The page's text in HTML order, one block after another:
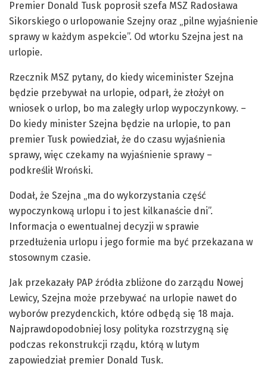
Premier Donald Tusk poprosił szefa MSZ Radosława
Sikorskiego o urlopowanie Szejny oraz „pilne wyjaśnienie
sprawy w każdym aspekcie”. Od wtorku Szejna jest na
urlopie.
Rzecznik MSZ pytany, do kiedy wiceminister Szejna
będzie przebywał na urlopie, odparł, że złożył on
wniosek o urlop, bo ma zaległy urlop wypoczynkowy. –
Do kiedy minister Szejna będzie na urlopie, to pan
premier Tusk powiedział, że do czasu wyjaśnienia
sprawy, więc czekamy na wyjaśnienie sprawy –
podkreślił Wroński.
Dodał, że Szejna „ma do wykorzystania część
wypoczynkową urlopu i to jest kilkanaście dni”.
Informacja o ewentualnej decyzji w sprawie
przedłużenia urlopu i jego formie ma być przekazana w
stosownym czasie.
Jak przekazały PAP źródła zbliżone do zarządu Nowej
Lewicy, Szejna może przebywać na urlopie nawet do
wyborów prezydenckich, które odbędą się 18 maja.
Najprawdopodobniej losy polityka rozstrzygną się
podczas rekonstrukcji rządu, którą w lutym
zapowiedział premier Donald Tusk.